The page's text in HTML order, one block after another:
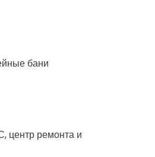
бани
ремонта и